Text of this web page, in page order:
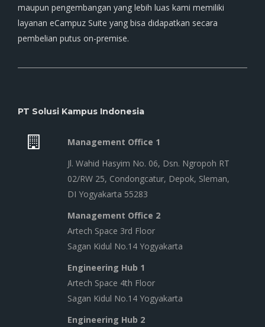
maupun pengembangan yang lebih luas kami memiliki
layanan eCampuz Suite yang bisa didapatkan secara
pembelian putus on-premise.
PT Solusi Kampus Indonesia
Management Office 1
Jl. Wahid Hasyim No. 06, Dsn. Ngropoh RT
02/RW 25, Condongcatur, Depok, Sleman,
DI Yogyakarta 55283
Management Office 2
Artech Space 3rd Floor
Sagan Kidul No.14 Yogyakarta
Engineering Hub 1
Artech Space 4th Floor
Sagan Kidul No.14 Yogyakarta
Engineering Hub 2